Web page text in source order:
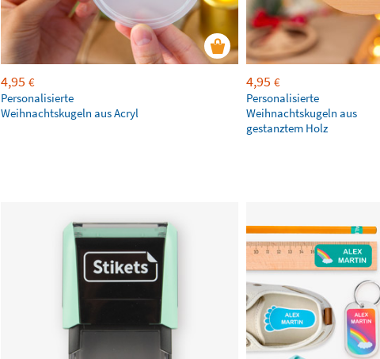
4,95 €
Personalisierte
Weihnachtskugeln aus Acryl
4,95 €
Personalisierte
Weihnachtskugeln aus
gestanztem Holz